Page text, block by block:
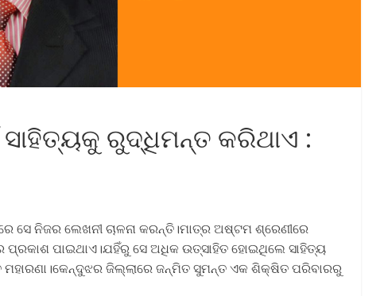
ସାହିତ୍ୟକୁ ରୁଦ୍ଧିମନ୍ତ କରିଥାଏ :
ସେ ନିଜର ଲେଖନୀ ଚାଳନା କରନ୍ତି।ମାତ୍ର ଅଷ୍ଟମ ଶ୍ରେଣୀରେ
ପାଇଥାଏ।ଯହିଁରୁ ସେ ଅଧିକ ଉତ୍ସାହିତ ହୋଇଥିଲେ ସାହିତ୍ୟ
ମହାରଣା।କେନ୍ଦୁଝର ଜିଲ୍ଲାରେ ଜନ୍ମିତ ସୁମନ୍ତ ଏକ ଶିକ୍ଷିତ ପରିବାରରୁ